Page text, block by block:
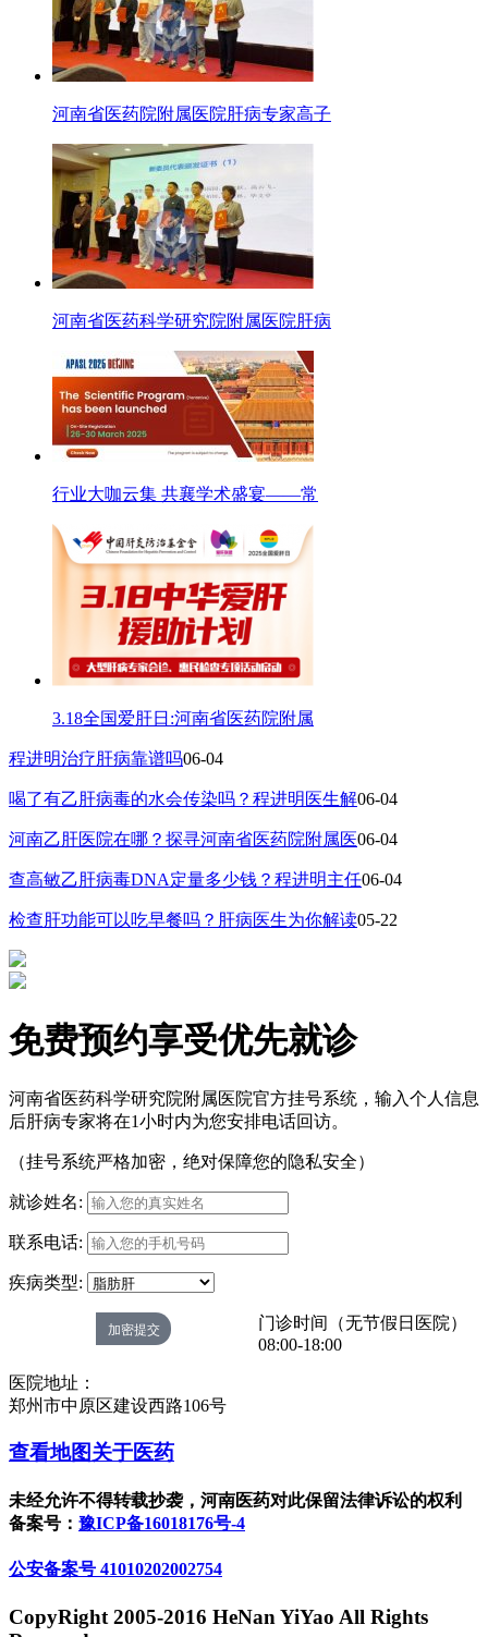
河南省医药院附属医院肝病专家高子
河南省医药科学研究院附属医院肝病
行业大咖云集 共襄学术盛宴——常
3.18全国爱肝日:河南省医药院附属
程进明治疗肝病靠谱吗06-04
喝了有乙肝病毒的水会传染吗？程进明医生解06-04
河南乙肝医院在哪？探寻河南省医药院附属医06-04
查高敏乙肝病毒DNA定量多少钱？程进明主任06-04
检查肝功能可以吃早餐吗？肝病医生为你解读05-22
免费预约享受优先就诊
河南省医药科学研究院附属医院官方挂号系统，输入个人信息
后肝病专家将在1小时内为您安排电话回访。
（挂号系统严格加密，绝对保障您的隐私安全）
就诊姓名:
联系电话:
疾病类型:
门诊时间（无节假日医院）
08:00-18:00
医院地址：
郑州市中原区建设西路106号
查看地图关于医药
未经允许不得转载抄袭，河南医药对此保留法律诉讼的权利
备案号： 豫ICP备16018176号-4
公安备案号 41010202002754
CopyRight 2005-2016 HeNan YiYao All Rights